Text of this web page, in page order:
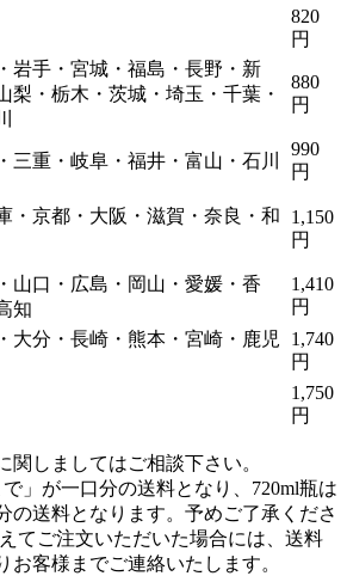
820
円
岩手・宮城・福島・長野・新
梨・栃木・茨城・埼玉・千葉・
880
円
三重・岐阜・福井・富山・石川
990
円
・京都・大阪・滋賀・奈良・和
1,150
円
山口・広島・岡山・愛媛・香
知
1,410
円
大分・長崎・熊本・宮崎・鹿児
1,740
円
1,750
円
しましてはご相談下さい。
」が一口分の送料となり、720ml瓶は
の送料となります。 予めご了承くださ
てご注文いただいた場合には、送料
お客様までご連絡いたします。